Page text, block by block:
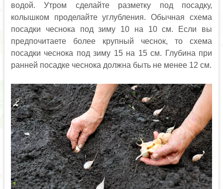
водой. Утром сделайте разметку под посадку,
колышком проделайте углубления. Обычная схема
посадки чеснока под зиму 10 на 10 см. Если вы
предпочитаете более крупный чеснок, то схема
посадки чеснока под зиму 15 на 15 см. Глубина при
ранней посадке чеснока должна быть не менее 12 см.